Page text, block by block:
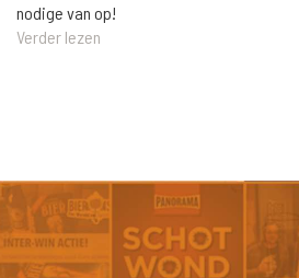
nodige van op!
Verder lezen